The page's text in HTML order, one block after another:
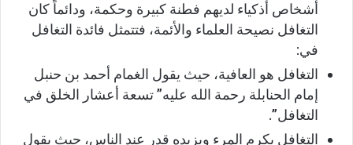
أشخاص أذكياء لديهم فطنة كبيرة وحكمة، ودائماً كان
التغافل نصيحة العلماء والأئمة، فتتمثل فائدة التغافل
في:
التغافل هو العافية، حيث يقول الغمام أحمد بن حنبل
إمام الحنابلة رحمة الله عليه” تسعة أعشار الخلق في
التغافل”.
التغافل يكرم المرء ويزيده قدر عند الناس، حيث يقول